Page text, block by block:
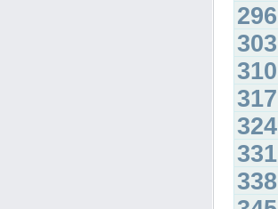
296
303
310
317
324
331
338